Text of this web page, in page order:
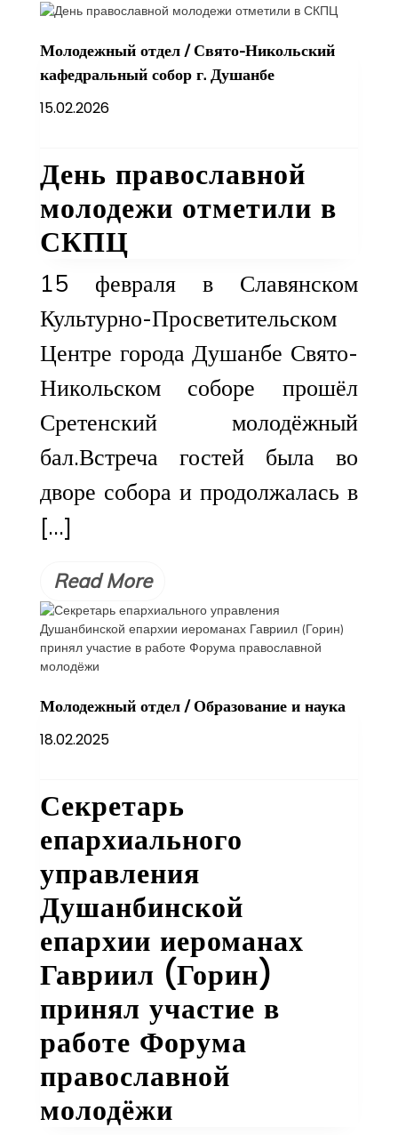
Молодежный отдел/Свято-Никольский
кафедральный собор г. Душанбе
15.02.2026
День православной
молодежи отметили в
СКПЦ
15 февраля в Славянском
Культурно-Просветительском
Центре города Душанбе Свято-
Никольском соборе прошёл
Сретенский молодёжный
бал.Встреча гостей была во
дворе собора и продолжалась в
[…]
Read More
Молодежный отдел/Образование и наука
18.02.2025
Секретарь
епархиального
управления
Душанбинской
епархии иероманах
Гавриил (Горин)
принял участие в
работе Форума
православной
молодёжи